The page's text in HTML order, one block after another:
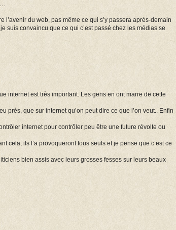
l’avenir du web, pas même ce qui s’y passera après-demain
suis convaincu que ce qui c’est passé chez les médias se
internet est très important. Les gens en ont marre de cette
près, que sur internet qu’on peut dire ce que l’on veut.. Enfin
internet pour contrôler peu être une future révolte ou
cela, ils l’a provoqueront tous seuls et je pense que c’est ce
bien assis avec leurs grosses fesses sur leurs beaux